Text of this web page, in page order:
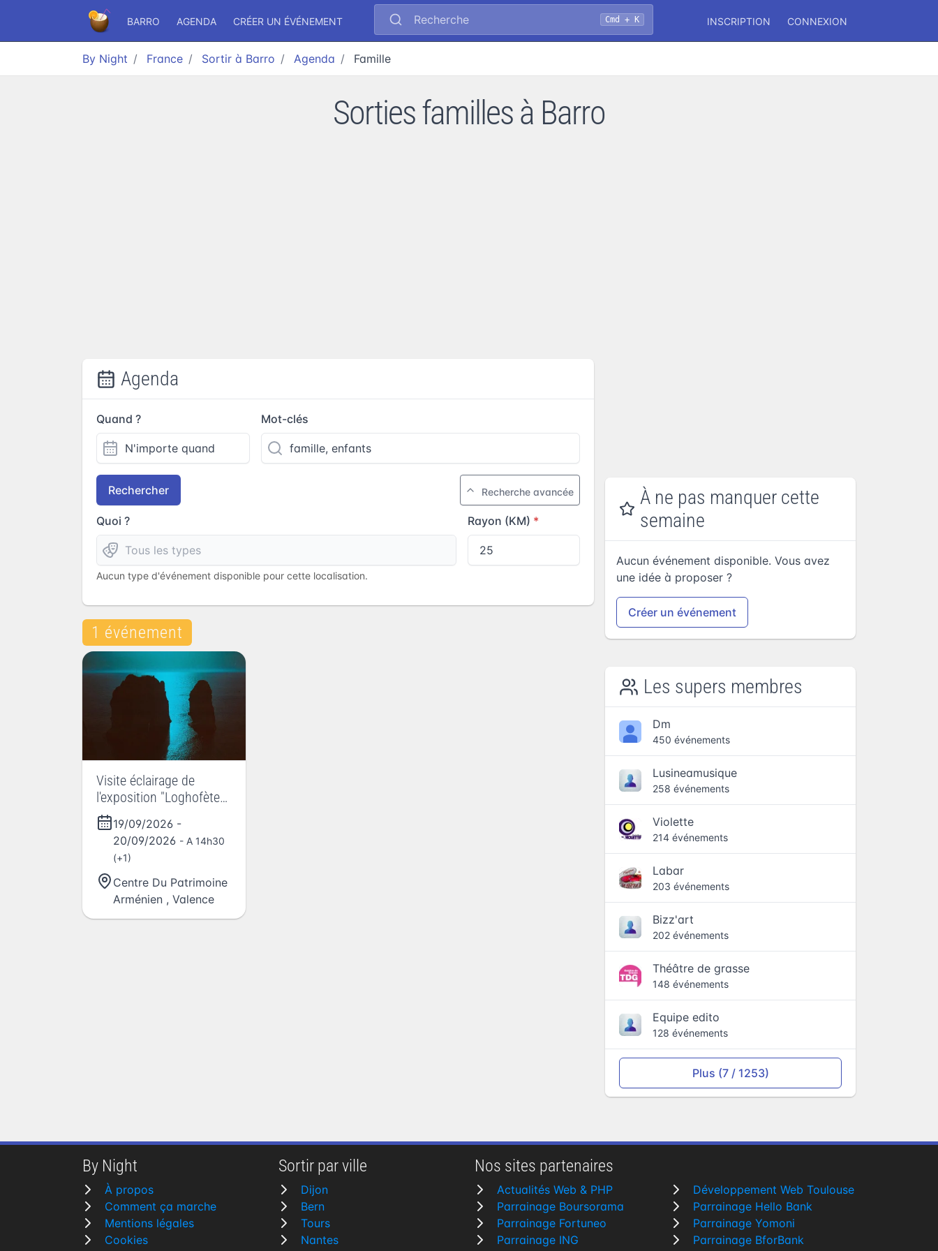
BARRO AGENDA CRÉER UN ÉVÉNEMENT Recherche Cmd + K INSCRIPTION CONNEXION
By Night France Sortir à Barro Agenda Famille
Sorties familles à Barro
Agenda
Quand ? Mot-clés
Rechercher Recherche avancée
Quoi ?
Aucun type d'événement disponible pour cette localisation.
Rayon (KM)
1 événement
Visite éclairage de
l'exposition "Loghofète"
de Fred Nevché
19/09/2026 -
20/09/2026 - A 14h30
(+1)
Centre Du Patrimoine
Arménien , Valence
À ne pas manquer cette
semaine
Aucun événement disponible. Vous avez
une idée à proposer ?
Créer un événement
Les supers membres
Dm
450 événements
Lusineamusique
258 événements
Violette
214 événements
Labar
203 événements
Bizz'art
202 événements
Théâtre de grasse
148 événements
Equipe edito
128 événements
Plus (7 / 1253)
By Night
À propos
Comment ça marche
Mentions légales
Cookies
Sortir par ville
Dijon
Bern
Tours
Nantes
Nos sites partenaires
Actualités Web & PHP
Parrainage Boursorama
Parrainage Fortuneo
Parrainage ING
Développement Web Toulouse
Parrainage Hello Bank
Parrainage Yomoni
Parrainage BforBank